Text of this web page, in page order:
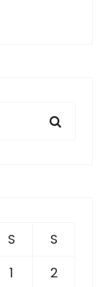
S
S
1
2